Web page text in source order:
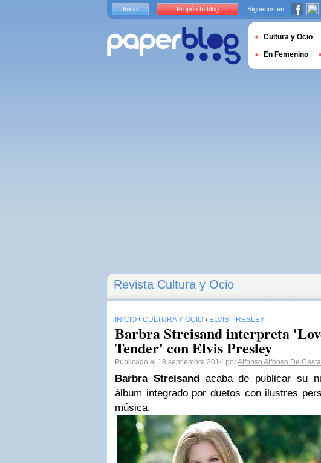
Revista Cultura y Ocio
INICIO › CULTURA Y OCIO › ELVIS PRESLEY
Barbra Streisand interpreta
Tender' con Elvis Presley
Publicado el 18 septiembre 2014 porAlfonso Alfonso De
Barbra Streisandacaba de publicar su
álbum integrado por duetos con ilustres
música.
Inicio Propón tu blog Síguenos en
Cultura y Ocio
En Femenino